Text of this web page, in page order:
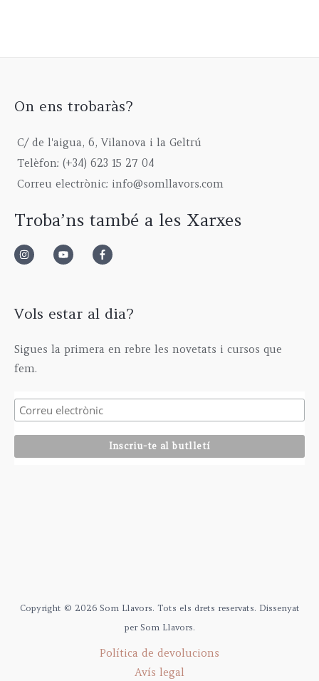
On ens trobaràs?
C/ de l'aigua, 6, Vilanova i la Geltrú
Telèfon: (+34) 623 15 27 04
Correu electrònic: info@somllavors.com
Troba’ns també a les Xarxes
Vols estar al dia?
Sigues la primera en rebre les novetats i cursos que
fem.
Copyright © 2026 Som Llavors. Tots els drets reservats. Dissenyat
per Som Llavors.
Política de devolucions
Avís legal